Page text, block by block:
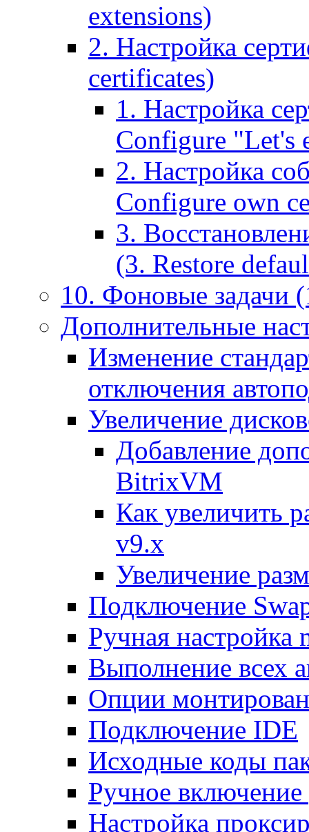
extensions)
2. Настройка
certificates)
1. Настройка
Configure "Let's
2. Настройка
Configure own
3.
(3. Restore
10. Фоновые задачи
Дополнительные
Изменение
отключения
Увеличение
Добавление
BitrixVM
Как увеличить
v9.x
Увеличение
Подключение
Ручная настройка
Выполнение всех
Опции
Подключение IDE
Исходные коды
Ручное
Настройка